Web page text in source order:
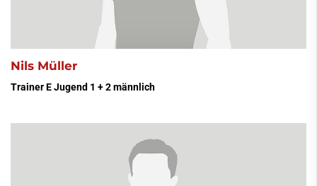
Nils Müller
Trainer E Jugend 1 + 2 männlich